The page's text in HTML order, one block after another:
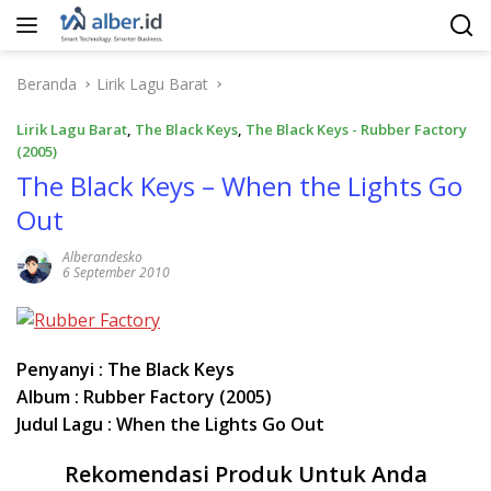
Langsung
Beranda
Lirik Lagu Barat
Lirik Lagu Barat, The Black Keys, The Black Keys - Rubber Factory
(2005)
The Black Keys – When the Lights Go
Out
Alberandesko
6 September 2010
Penyanyi : The Black Keys
Album : Rubber Factory (2005)
Judul Lagu : When the Lights Go Out
Rekomendasi Produk Untuk Anda